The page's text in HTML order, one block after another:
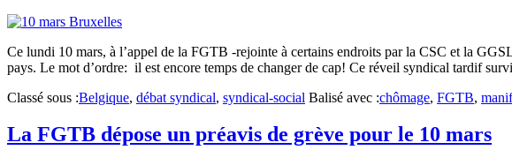
Ce lundi 10 mars, à l’appel de la FGTB -rejointe à certains endroits par la CSC et la
pays. Le mot d’ordre: il est encore temps de changer de cap! Ce réveil syndical tardif
Classé sous :Belgique, débat syndical, syndical-social Balisé avec :chômage, FGTB,
La FGTB dépose un préavis de grève pour le 10 mars